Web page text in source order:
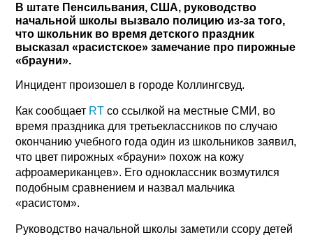
В штате Пенсильвания, США, руководство
начальной школы вызвало полицию из-за того,
что школьник во время детского праздник
высказал «расистское» замечание про пирожные
«брауни».
Инцидент произошел в городе Коллингсвуд.
Как сообщает RT со ссылкой на местные СМИ, во
время праздника для третьеклассников по случаю
окончанию учебного года один из школьников заявил,
что цвет пирожных «брауни» похож на кожу
афроамериканцев». Его одноклассник возмутился
подобным сравнением и назвал мальчика
«расистом».
Руководство начальной школы заметили ссору детей